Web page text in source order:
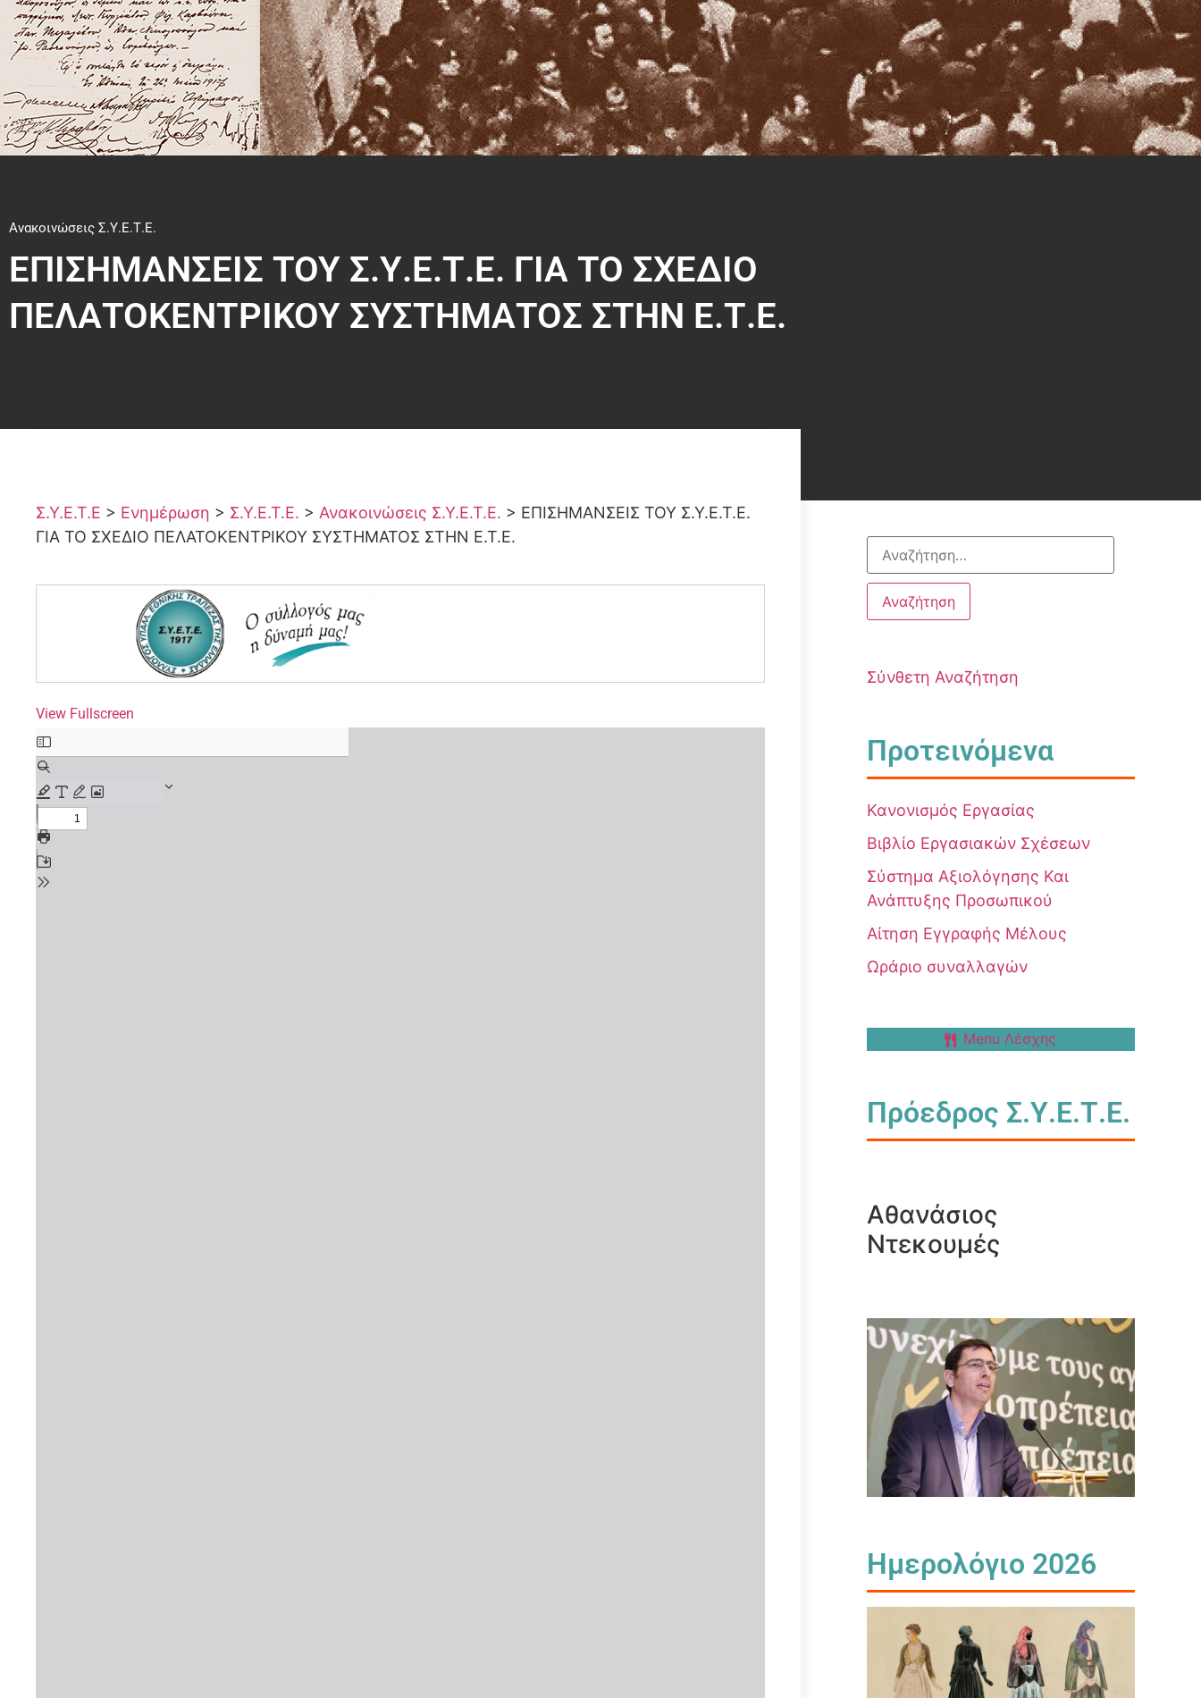
Ανακοινώσεις Σ.Υ.Ε.Τ.Ε.
ΕΠΙΣΗΜΑΝΣΕΙΣ ΤΟΥ Σ.Υ.Ε.Τ.Ε. ΓΙΑ ΤΟ ΣΧΕΔΙΟ
ΠΕΛΑΤΟΚΕΝΤΡΙΚΟΥ ΣΥΣΤΗΜΑΤΟΣ ΣΤΗΝ Ε.Τ.Ε.
Σ.Υ.Ε.Τ.Ε > Ενημέρωση > Σ.Υ.Ε.Τ.Ε. > Ανακοινώσεις Σ.Υ.Ε.Τ.Ε. > ΕΠΙΣΗΜΑΝΣΕΙΣ ΤΟΥ Σ.Υ.Ε.Τ.Ε.
ΓΙΑ ΤΟ ΣΧΕΔΙΟ ΠΕΛΑΤΟΚΕΝΤΡΙΚΟΥ ΣΥΣΤΗΜΑΤΟΣ ΣΤΗΝ Ε.Τ.Ε.
View Fullscreen
Σύνθετη Αναζήτηση
Προτεινόμενα
Κανονισμός Εργασίας
Βιβλίο Εργασιακών Σχέσεων
Σύστημα Αξιολόγησης Και
Ανάπτυξης Προσωπικού
Αίτηση Εγγραφής Μέλους
Ωράριο συναλλαγών
Menu Λέσχης
Πρόεδρος Σ.Υ.Ε.Τ.Ε.
Αθανάσιος
Ντεκουμές
Ημερολόγιο 2026